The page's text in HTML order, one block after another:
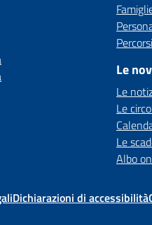
Le
Le
Le
Le
Albo
Dichiarazioni di accessibilità